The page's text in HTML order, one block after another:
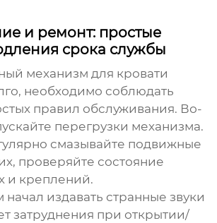
и ремонт: простые
срока службы
механизм для кровати
необходимо соблюдать
правил обслуживания. Во-
перегрузки механизма.
смазывайте подвижные
проверяйте состояние
и креплений.
издавать странные звуки
затруднения при открытии/